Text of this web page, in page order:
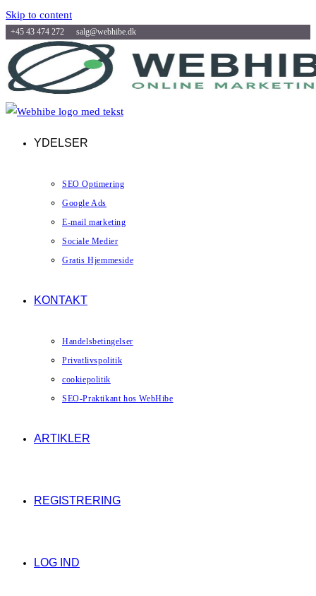
Skip to content
+45 43 474 272 salg@webhibe.dk
YDELSER
SEO Optimering
Google Ads
E-mail marketing
Sociale Medier
Gratis Hjemmeside
KONTAKT
Handelsbetingelser
Privatlivspolitik
cookiepolitik
SEO-Praktikant hos WebHibe
ARTIKLER
REGISTRERING
LOG IND